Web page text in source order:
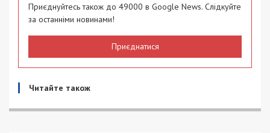
Приєднуйтесь також до 49000 в Google News. Слідкуйте
за останніми новинами!
Приєднатися
Читайте також